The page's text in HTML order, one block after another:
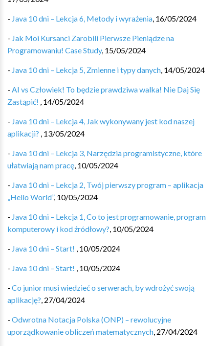
- Java 10 dni – Lekcja 6, Metody i wyrażenia, 16/05/2024
- Jak Moi Kursanci Zarobili Pierwsze Pieniądze na
Programowaniu! Case Study, 15/05/2024
- Java 10 dni – Lekcja 5, Zmienne i typy danych, 14/05/2024
- AI vs Człowiek! To będzie prawdziwa walka! Nie Daj Się
Zastąpić! ️ , 14/05/2024
- Java 10 dni – Lekcja 4, Jak wykonywany jest kod naszej
aplikacji? , 13/05/2024
- Java 10 dni – Lekcja 3, Narzędzia programistyczne, które
ułatwiają nam pracę, 10/05/2024
- Java 10 dni – Lekcja 2, Twój pierwszy program – aplikacja
„Hello World”, 10/05/2024
- Java 10 dni – Lekcja 1, Co to jest programowanie, program
komputerowy i kod źródłowy?, 10/05/2024
- Java 10 dni – Start! , 10/05/2024
- Java 10 dni – Start! , 10/05/2024
- Co junior musi wiedzieć o serwerach, by wdrożyć swoją
aplikację?, 27/04/2024
- Odwrotna Notacja Polska (ONP) – rewolucyjne
uporządkowanie obliczeń matematycznych️, 27/04/2024